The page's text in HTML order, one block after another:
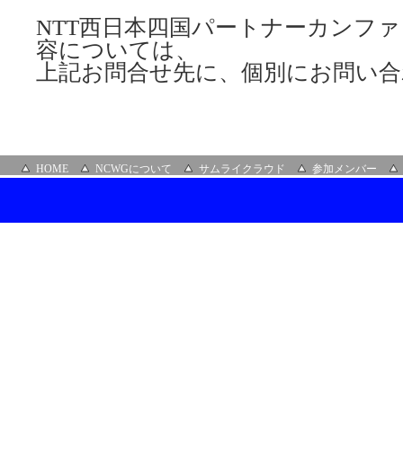
NTT西日本四国パートナーカンフ
容については、
上記お問合せ先に、個別にお問い
HOME NCWGについて サムライクラウド 参加メンバー